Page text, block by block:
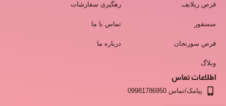
قرص ریلایف
سمنقور
قرص سورنجان
وبلاگ
رهگیری سفارشات
تماس با ما
درباره ما
اطلاعات تماس
پیامک/تماس 09981786950